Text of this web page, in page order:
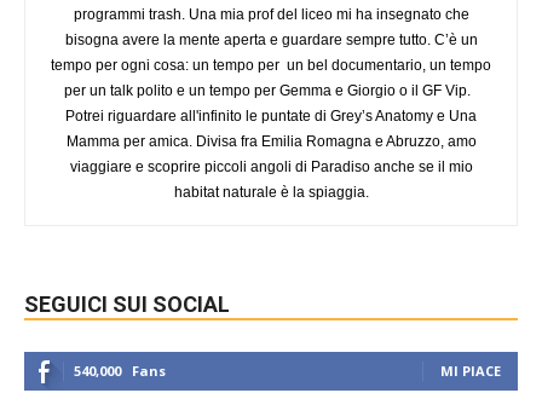
programmi trash. Una mia prof del liceo mi ha insegnato che
bisogna avere la mente aperta e guardare sempre tutto. C’è un
tempo per ogni cosa: un tempo per un bel documentario, un tempo
per un talk polito e un tempo per Gemma e Giorgio o il GF Vip.
Potrei riguardare all'infinito le puntate di Grey’s Anatomy e Una
Mamma per amica. Divisa fra Emilia Romagna e Abruzzo, amo
viaggiare e scoprire piccoli angoli di Paradiso anche se il mio
habitat naturale è la spiaggia.
SEGUICI SUI SOCIAL
540,000 Fans MI PIACE